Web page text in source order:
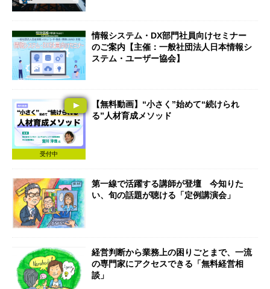
情報システム・DX部門社員向けセミナー
のご案内【主催：一般社団法人日本情報シ
ステム・ユーザー協会】
受付中
【無料動画】“小さく”始めて“続けられ
る”人材育成メソッド
第一線で活躍する講師が登壇 今知りた
い、旬の話題が聴ける「定例講演会」
経営判断から業務上の困りごとまで、一流
の専門家にアクセスできる「無料経営相
談」